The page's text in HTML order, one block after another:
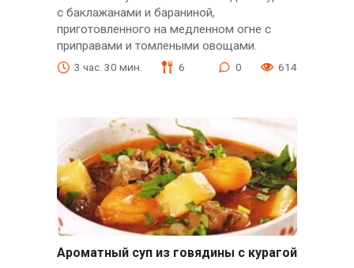
с баклажанами и бараниной,
приготовленного на медленном огне с
приправами и томлеными овощами.
3 час. 30 мин. 6 0 614
Ароматный суп из говядины с курагой